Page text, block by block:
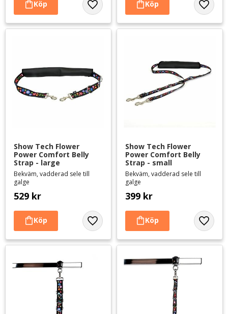
Lägg till i favoriter Lägg
Show Tech Flower
Power Comfort Belly
Strap - large
Bekväm, vadderad sele till
galge
529 kr
Lägg till i favoriter
Show Tech Flower
Power Comfort Belly
Strap - small
Bekväm, vadderad sele till
galge
399 kr
Lägg